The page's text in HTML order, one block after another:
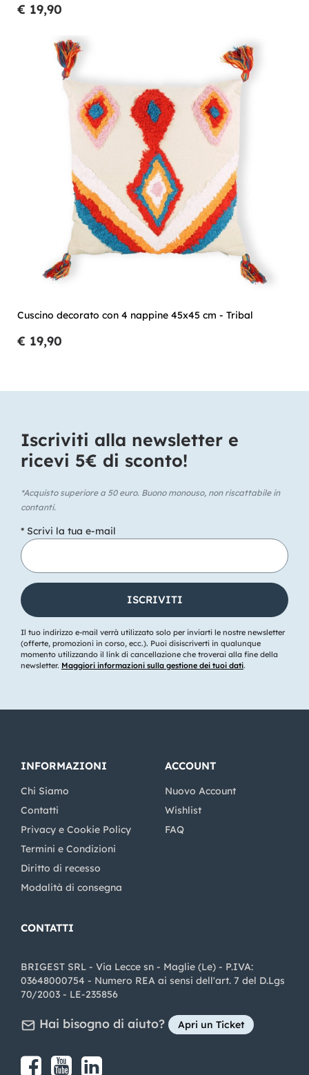
€ 19,90
Cuscino decorato con 4 nappine 45x45 cm - Tribal
€ 19,90
Iscriviti alla newsletter e
ricevi 5€ di sconto!​
*Acquisto superiore a 50 euro. Buono monouso, non riscattabile in
contanti.
* Scrivi la tua e-mail
Il tuo indirizzo e-mail verrà utilizzato solo per inviarti le nostre newsletter
(offerte, promozioni in corso, ecc.). Puoi disiscriverti in qualunque
momento utilizzando il link di cancellazione che troverai alla fine della
newsletter. Maggiori informazioni sulla gestione dei tuoi dati.
INFORMAZIONI
Chi Siamo
Contatti
Privacy e Cookie Policy
Termini e Condizioni
Diritto di recesso
Modalità di consegna
ACCOUNT
Nuovo Account
Wishlist
FAQ
CONTATTI
BRIGEST SRL - Via Lecce sn - Maglie (Le) - P.IVA:
03648000754 - Numero REA ai sensi dell'art. 7 del D.Lgs
70/2003 - LE-235856
Hai bisogno di aiuto? Apri un Ticket
Share on Facebook
Share on youtube